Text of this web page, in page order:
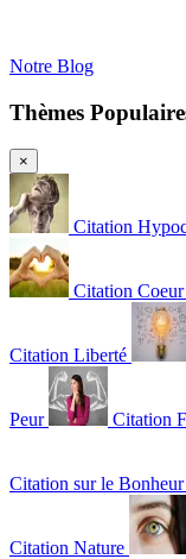
Notre Blog
Thèmes
×
Citation
Citation Coeur
Citation Liberté
Peur Citation
Citation sur le Bonheur
Citation Nature